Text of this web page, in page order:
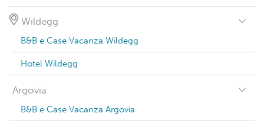
Wildegg
B&B e Case Vacanza Wildegg
Hotel Wildegg
Argovia
B&B e Case Vacanza Argovia